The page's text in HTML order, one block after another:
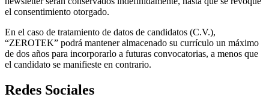
el consentimiento otorgado.
En el caso de tratamiento de datos de candidatos (C.V.),
“ZEROTEK” podrá mantener almacenado su currículo un máximo
de dos años para incorporarlo a futuras convocatorias, a menos que
el candidato se manifieste en contrario.
Redes Sociales